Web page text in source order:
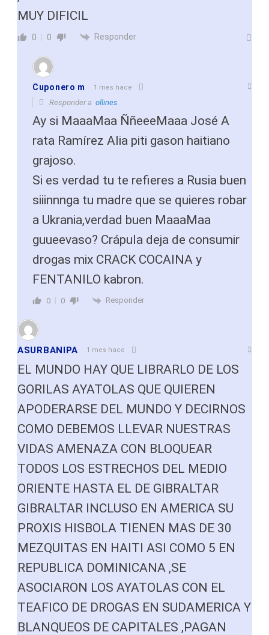
MUY DIFICIL
0 0 Responder
Cuponero m 1 mes hace
Responder a ollines
Ay si MaaaMaa ÑñeeeMaaa José A
rata Ramírez Alia piti gason haitiano
grajoso.
Si es verdad tu te refieres a Rusia buen
siiinnnga tu madre que se quieres robar
a Ukrania,verdad buen MaaaMaa
guueevaso? Crápula deja de consumir
drogas mix CRACK COCAINA y
FENTANILO kabron.
0 0 Responder
ASURBANIPA 1 mes hace
EL MUNDO HAY QUE LIBRARLO DE LOS
GORILAS AYATOLAS QUE QUIEREN
APODERARSE DEL MUNDO Y DECIRNOS
COMO DEBEMOS LLEVAR NUESTRAS
VIDAS AMENAZA CON BLOQUEAR
TODOS LOS ESTRECHOS DEL MEDIO
ORIENTE HASTA EL DE GIBRALTAR
GIBRALTAR INCLUSO EN AMERICA SU
PROXIS HISBOLA TIENEN MAS DE 30
MEZQUITAS EN HAITI ASI COMO 5 EN
REPUBLICA DOMINICANA ,SE
ASOCIARON LOS AYATOLAS CON EL
TEAFICO DE DROGAS EN SUDAMERICA Y
BLANQUEOS DE CAPITALES ,PAGAN